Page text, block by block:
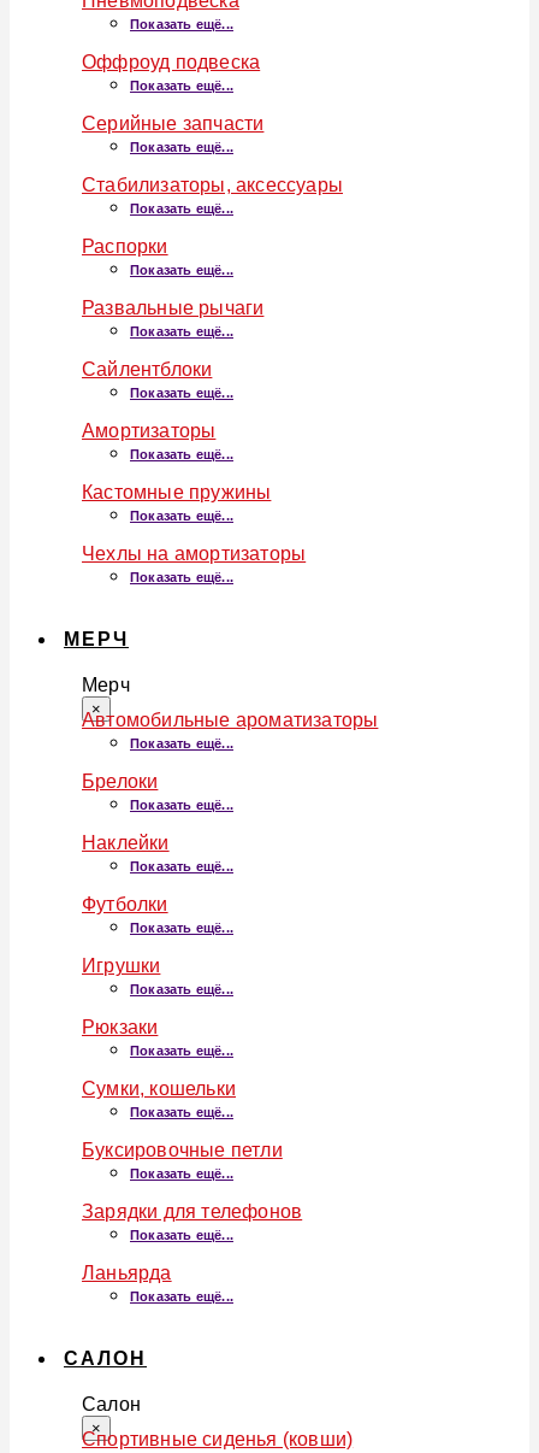
Показать ещё...
Оффроуд подвеска
Показать ещё...
Серийные запчасти
Показать ещё...
Стабилизаторы, аксессуары
Показать ещё...
Распорки
Показать ещё...
Развальные рычаги
Показать ещё...
Сайлентблоки
Показать ещё...
Амортизаторы
Показать ещё...
Кастомные пружины
Показать ещё...
Чехлы на амортизаторы
Показать ещё...
МЕРЧ
Мерч
×
Автомобильные ароматизаторы
Показать ещё...
Брелоки
Показать ещё...
Наклейки
Показать ещё...
Футболки
Показать ещё...
Игрушки
Показать ещё...
Рюкзаки
Показать ещё...
Сумки, кошельки
Показать ещё...
Буксировочные петли
Показать ещё...
Зарядки для телефонов
Показать ещё...
Ланьярда
Показать ещё...
САЛОН
Салон
×
Спортивные сиденья (ковши)